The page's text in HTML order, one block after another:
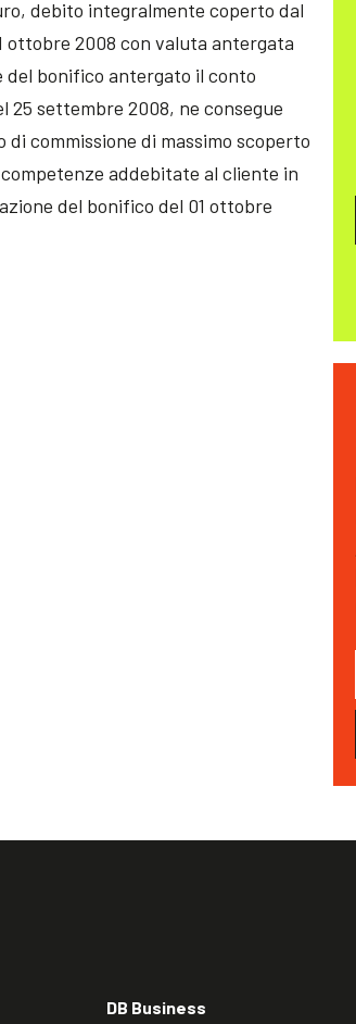
debito integralmente coperto dal
2008 con valuta antergata
del bonifico antergato il conto
25 settembre 2008, ne consegue
commissione di massimo scoperto
addebitate al cliente in
del bonifico del 01 ottobre
DB Business